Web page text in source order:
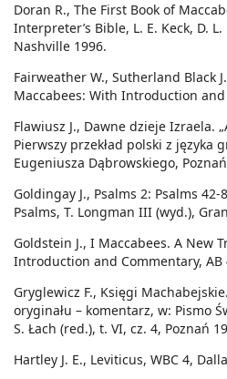
Doran R., The First Book of
Interpreter’s Bible, L. E. Keck, D.
Nashville 1996.
Fairweather W., Sutherland Black
Maccabees: With Introduction
Flawiusz J., Dawne dzieje Izraela.
Pierwszy przekład polski z języka
Eugeniusza Dąbrowskiego,
Goldingay J., Psalms 2: Psalms
Psalms, T. Longman III (wyd.),
Goldstein J., I Maccabees. A New
Introduction and Commentary, AB
Gryglewicz F., Księgi
oryginału – komentarz, w: Pismo
S. Łach (red.), t. VI, cz. 4, Poznań
Hartley J. E., Leviticus, WBC 4,